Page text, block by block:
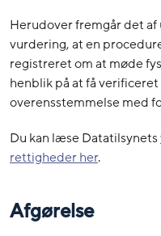
Herudover fremgår det
vurdering, at en
registreret om at møde
henblik på at få
overensstemmelse med
Du kan læse Datatilsynets
rettigheder her.
Afgørelse